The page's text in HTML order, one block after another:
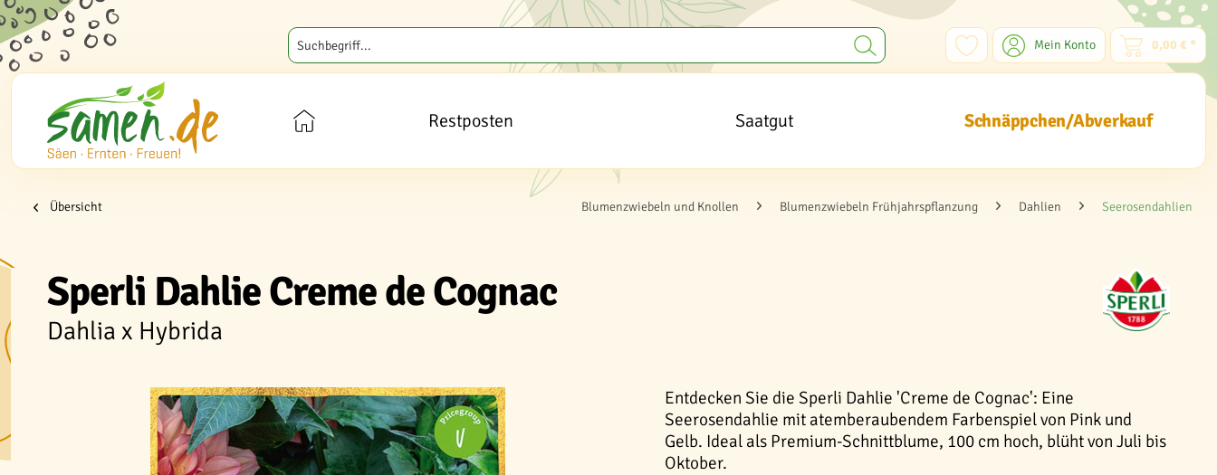
Mein Konto 0,00 € *
Restposten Saatgut Schnäppchen/Abverkauf
Übersicht Blumenzwiebeln und Knollen Blumenzwiebeln Frühjahrspflanzung Dahlien Seerosendahlien
Sperli Dahlie Creme de Cognac
Dahlia x Hybrida
Entdecken Sie die Sperli Dahlie 'Creme de Cognac': Eine
Seerosendahlie mit atemberaubendem Farbenspiel von Pink und
Gelb. Ideal als Premium-Schnittblume, 100 cm hoch, blüht von Juli bis
Oktober.